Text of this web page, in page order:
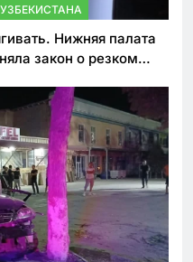
Нижняя палата
закон о резком